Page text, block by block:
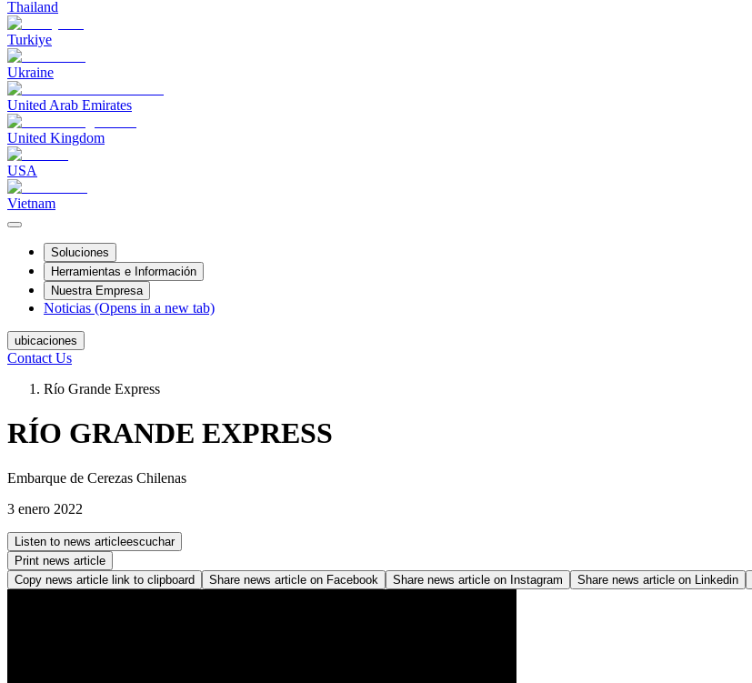
Thailand
Turkiye
Ukraine
United Arab Emirates
United Kingdom
USA
Vietnam
Soluciones
Herramientas e Información
Nuestra Empresa
Noticias (Opens in a new tab)
ubicaciones
Contact Us
Río Grande Express
RÍO GRANDE EXPRESS
Embarque de Cerezas Chilenas
3 enero 2022
Listen to news articleescuchar
Print news article
Copy news article link to clipboard
Share news article on Facebook Share news article on Instagram Share news article on Linkedin